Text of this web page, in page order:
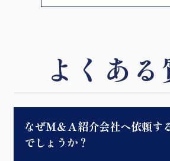
よくある
なぜＭ＆Ａ紹介会社へ依頼す
でしょうか？